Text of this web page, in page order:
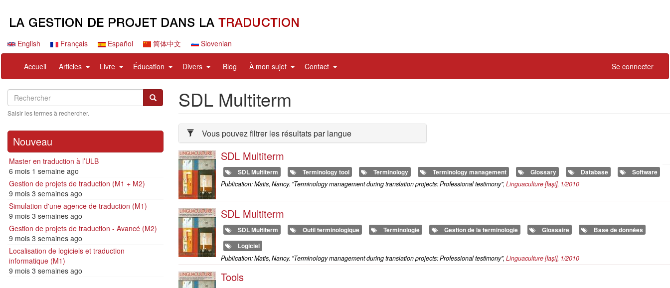
principalEnglish Français Español 简体中文 Slovenian
principale
Accueil Articles expandLivre expandÉducation expand
items
Divers expand
items
Blog À mon sujet expand
items
Contact expand
account
menu
Se connecter
Search
Rechercher Rechercher
Saisir les termes à rechercher.
Nouveau
Master en traduction à l’ULB
6 mois 1 semaine ago
Gestion de projets de traduction (M1 + M2)
9 mois 3 semaines ago
Simulation d'une agence de traduction (M1)
9 mois 3 semaines ago
Gestion de projets de traduction - Avancé (M2)
9 mois 3 semaines ago
Localisation de logiciels et traduction
informatique (M1)
9 mois 3 semaines ago
SDL Multiterm
Vous pouvez filtrer les résultats par langue
SDL Multiterm
SDL Multiterm Terminology tool Terminology Terminology management Glossary Database Software
Publication: Matis, Nancy. "Terminology management during translation projects: Professional testimony", Linguaculture[Iaşi], 1/2010
SDL Multiterm
SDL Multiterm Outil terminologique Terminologie Gestion de la terminologie Glossaire
Base de données
Logiciel
Publication: Matis, Nancy. "Terminology management during translation projects: Professional testimony", Linguaculture[Iaşi], 1/2010
Tools